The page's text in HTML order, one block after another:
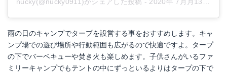
雨の日のキャンプでタープを設営する事をおすすめします。キャ
ンプ場での遊び場所や行動範囲も広がるので快適ですよ。タープ
の下でバーベキューや焚き火も楽しめます。子供さんがいるファ
ミリーキャンプでもテントの中にずっといるよりはタープの下で